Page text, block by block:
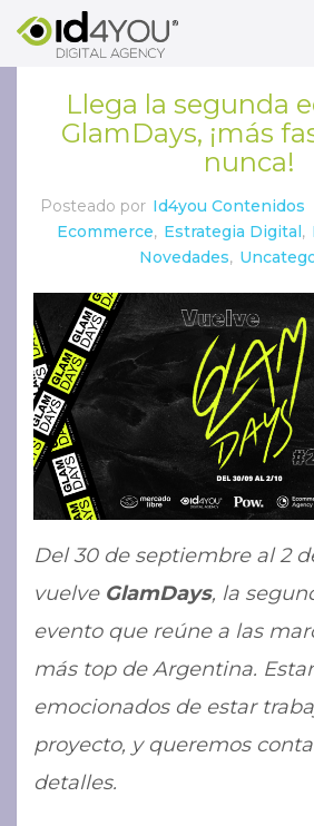
Llega la segunda
GlamDays, ¡más
nunca!
Posteado por Id4you Contenidos
Ecommerce, Estrategia Digital,
Novedades,
Del 30 de septiembre al 2
vuelveGlamDays, la
evento que reúne a las
más top de Argentina.
emocionados de estar
proyecto, y queremos
detalles.